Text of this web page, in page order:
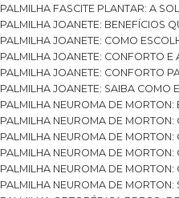
PALMILHA FASCITE PLANTAR: A
PALMILHA JOANETE: BENEFÍCIOS
PALMILHA JOANETE: COMO
PALMILHA JOANETE: CONFORTO
PALMILHA JOANETE: CONFORTO
PALMILHA JOANETE: SAIBA
PALMILHA NEUROMA DE
PALMILHA NEUROMA DE
PALMILHA NEUROMA DE
PALMILHA NEUROMA DE
PALMILHA NEUROMA DE
PALMILHA NEUROMA DE